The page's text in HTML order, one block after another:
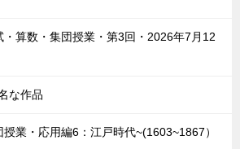
算数・集団授業・第3回・2026年7月12
な作品
業・応用編6：江戸時代~(1603~1867）